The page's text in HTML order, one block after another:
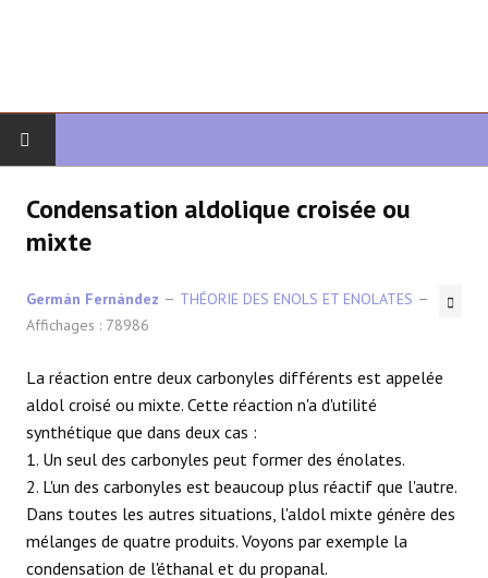
CHIMIE ORGANIQUE
ORGANIQUE AVANCÉ
LA SYNTHÈSE
SPECTROSCOPIE
RÉACTIONS
Condensation aldolique croisée ou
mixte
Germán Fernández
THÉORIE DES ENOLS ET ENOLATES
Affichages : 78986
La réaction entre deux carbonyles différents est appelée
aldol croisé ou mixte. Cette réaction n'a d'utilité
synthétique que dans deux cas :
1. Un seul des carbonyles peut former des énolates.
2. L'un des carbonyles est beaucoup plus réactif que l'autre.
Dans toutes les autres situations, l'aldol mixte génère des
mélanges de quatre produits. Voyons par exemple la
condensation de l'éthanal et du propanal.